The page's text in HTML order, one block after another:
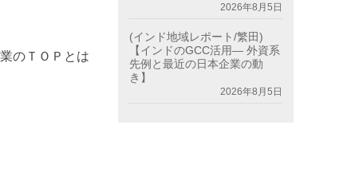
のＴＯＰとは
2026年8月5日
(インド地域レポート/繁田)
【インドのGCC活用― 外資系
先例と最近の日本企業の動
き】
2026年8月5日